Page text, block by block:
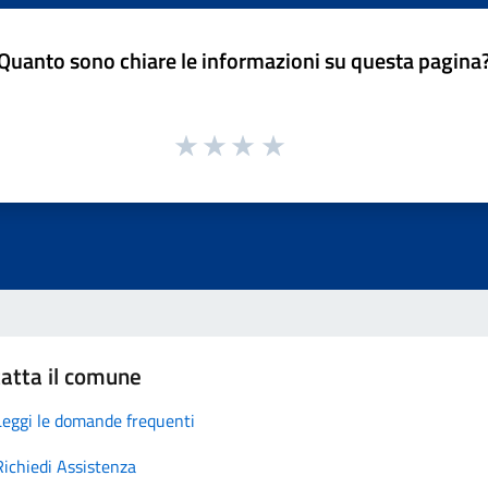
sono chiare le informazioni su questa
il comune
le domande frequenti
Assistenza